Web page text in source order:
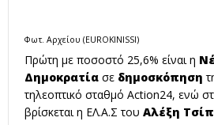
Φωτ. Αρχείου (EUROKINISSI)
Πρώτη με ποσοστό 25,6% είναι η
Δημοκρατία σε δημοσκόπηση
τηλεοπτικό σταθμό Action24, ενώ
βρίσκεται η ΕΛ.Α.Σ του Αλέξη